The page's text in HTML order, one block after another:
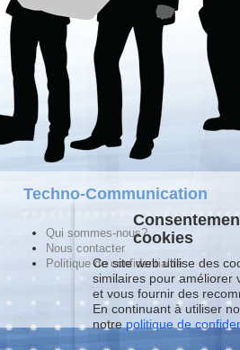
Techno-Communication
Qui sommes-nous?
Nous contacter
Politique de confidentialité
cookies
Ce site web utilise des
similaires pour améliorer
et vous fournir des
En continuant à utiliser
notre politique de